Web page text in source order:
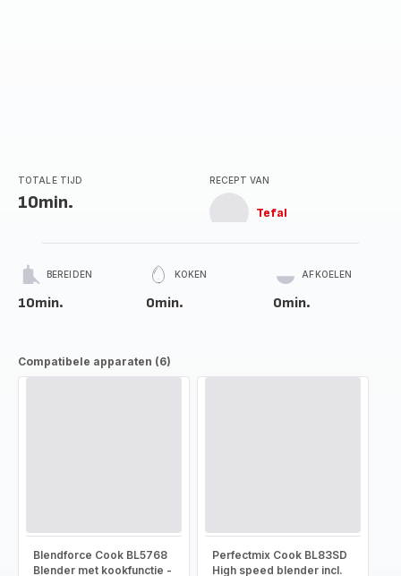
TOTALE TIJD
10min.
RECEPT VAN
Tefal
BEREIDEN
10min.
KOKEN
0min.
AFKOELEN
0min.
Compatibele apparaten (6)
Blendforce Cook BL5768
Blender met kookfunctie -
Perfectmix Cook BL83SD
High speed blender incl.